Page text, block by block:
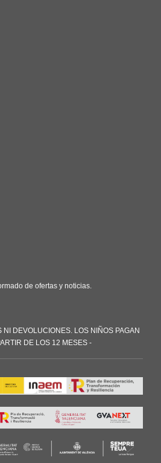
de ofertas y noticias.
NI DEVOLUCIONES. LOS NIÑOS PAGAN
DE LOS 12 MESES -